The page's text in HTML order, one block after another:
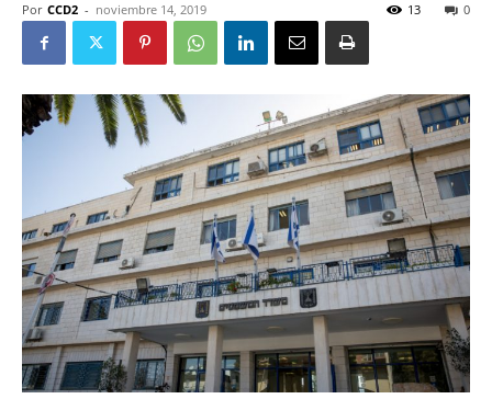
Por CCD2 - noviembre 14, 2019 0
13